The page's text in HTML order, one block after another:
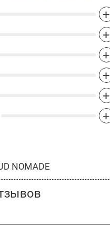
+
+
+
+
+
+
NOMADE